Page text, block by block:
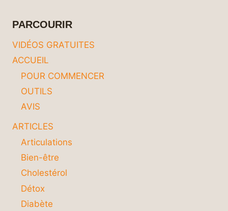
RÉCURRENTES
PARCOURIR
VIDÉOS GRATUITES
ACCUEIL
POUR COMMENCER
OUTILS
AVIS
ARTICLES
Articulations
Bien-être
Cholestérol
Détox
Diabète